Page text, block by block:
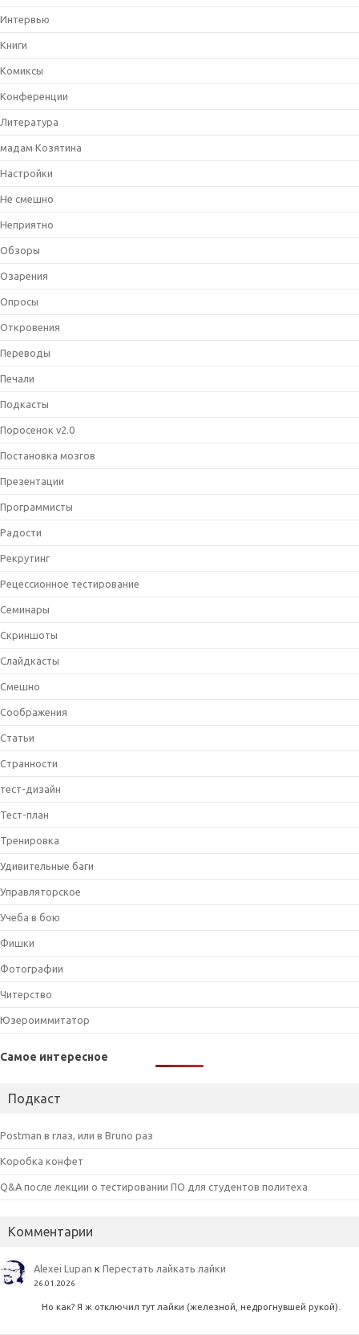
Интервью
Книги
Комиксы
Конференции
Литература
мадам Козятина
Настройки
Не смешно
Неприятно
Обзоры
Озарения
Опросы
Откровения
Переводы
Печали
Подкасты
Поросенок v2.0
Постановка мозгов
Презентации
Программисты
Радости
Рекрутинг
Рецессионное тестирование
Семинары
Скриншоты
Слайдкасты
Смешно
Соображения
Статьи
Странности
тест-дизайн
Тест-план
Тренировка
Удивительные баги
Управляторское
Учеба в бою
Фишки
Фотографии
Читерство
Юзероиммитатор
Самое интересное
Подкаст
Postman в глаз, или в Bruno раз
Коробка конфет
Q&A после лекции о тестировании ПО для студентов политеха
Комментарии
Alexei Lupan кПерестать лайкать лайки
26.01.2026
Но как? Я ж отключил тут лайки (железной, недрогнувшей рукой).